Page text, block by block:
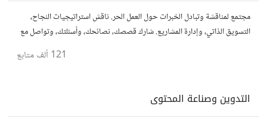
مجتمع لمناقشة وتبادل الخبرات حول العمل الحر. ناقش استراتيجيات النجاح،
التسويق الذاتي، وإدارة المشاريع. شارك قصصك، نصائحك، وأسئلتك، وتواصل مع
121 ألف متابع
التدوين وصناعة المحتوى